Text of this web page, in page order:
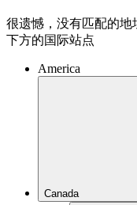
很遗憾，没有匹配的地
下方的国际站点
America
Canada